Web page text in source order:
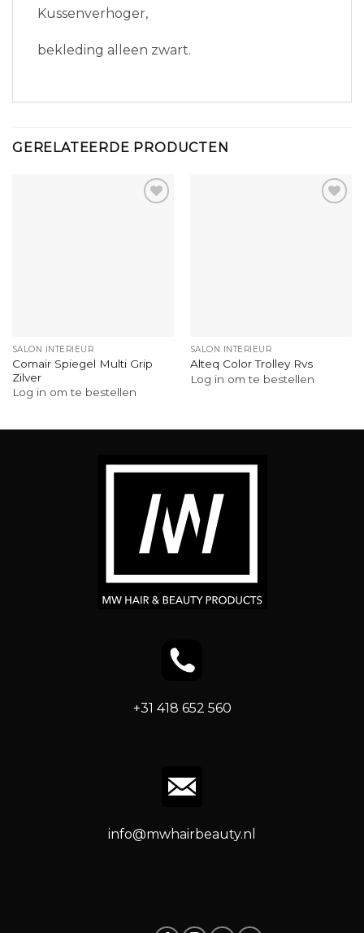
Kussenverhoger,
bekleding alleen zwart.
GERELATEERDE PRODUCTEN
SALON INTERIEUR
Comair Spiegel Multi Grip
Zilver
Log in om te bestellen
SALON INTERIEUR
Alteq Color Trolley Rvs
Log in om te bestellen
+31 418 652 560
info@mwhairbeauty.nl